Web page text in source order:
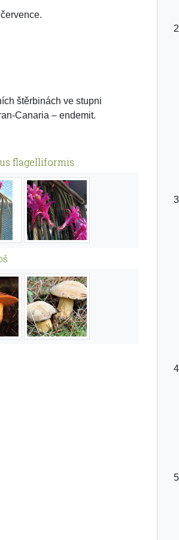
štěrbinách ve stupni
Canaria – endemit.
flagelliformis